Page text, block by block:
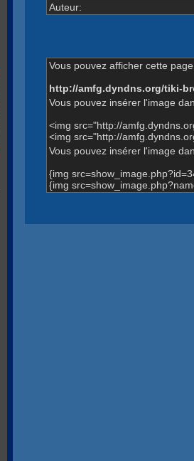
Auteur:
Vous pouvez afficher cette
http://amfg.dyndns.org/tiki-
Vous pouvez insérer l'image
<img src="http://
<img src="http://
Vous pouvez insérer l'image
{img
{img